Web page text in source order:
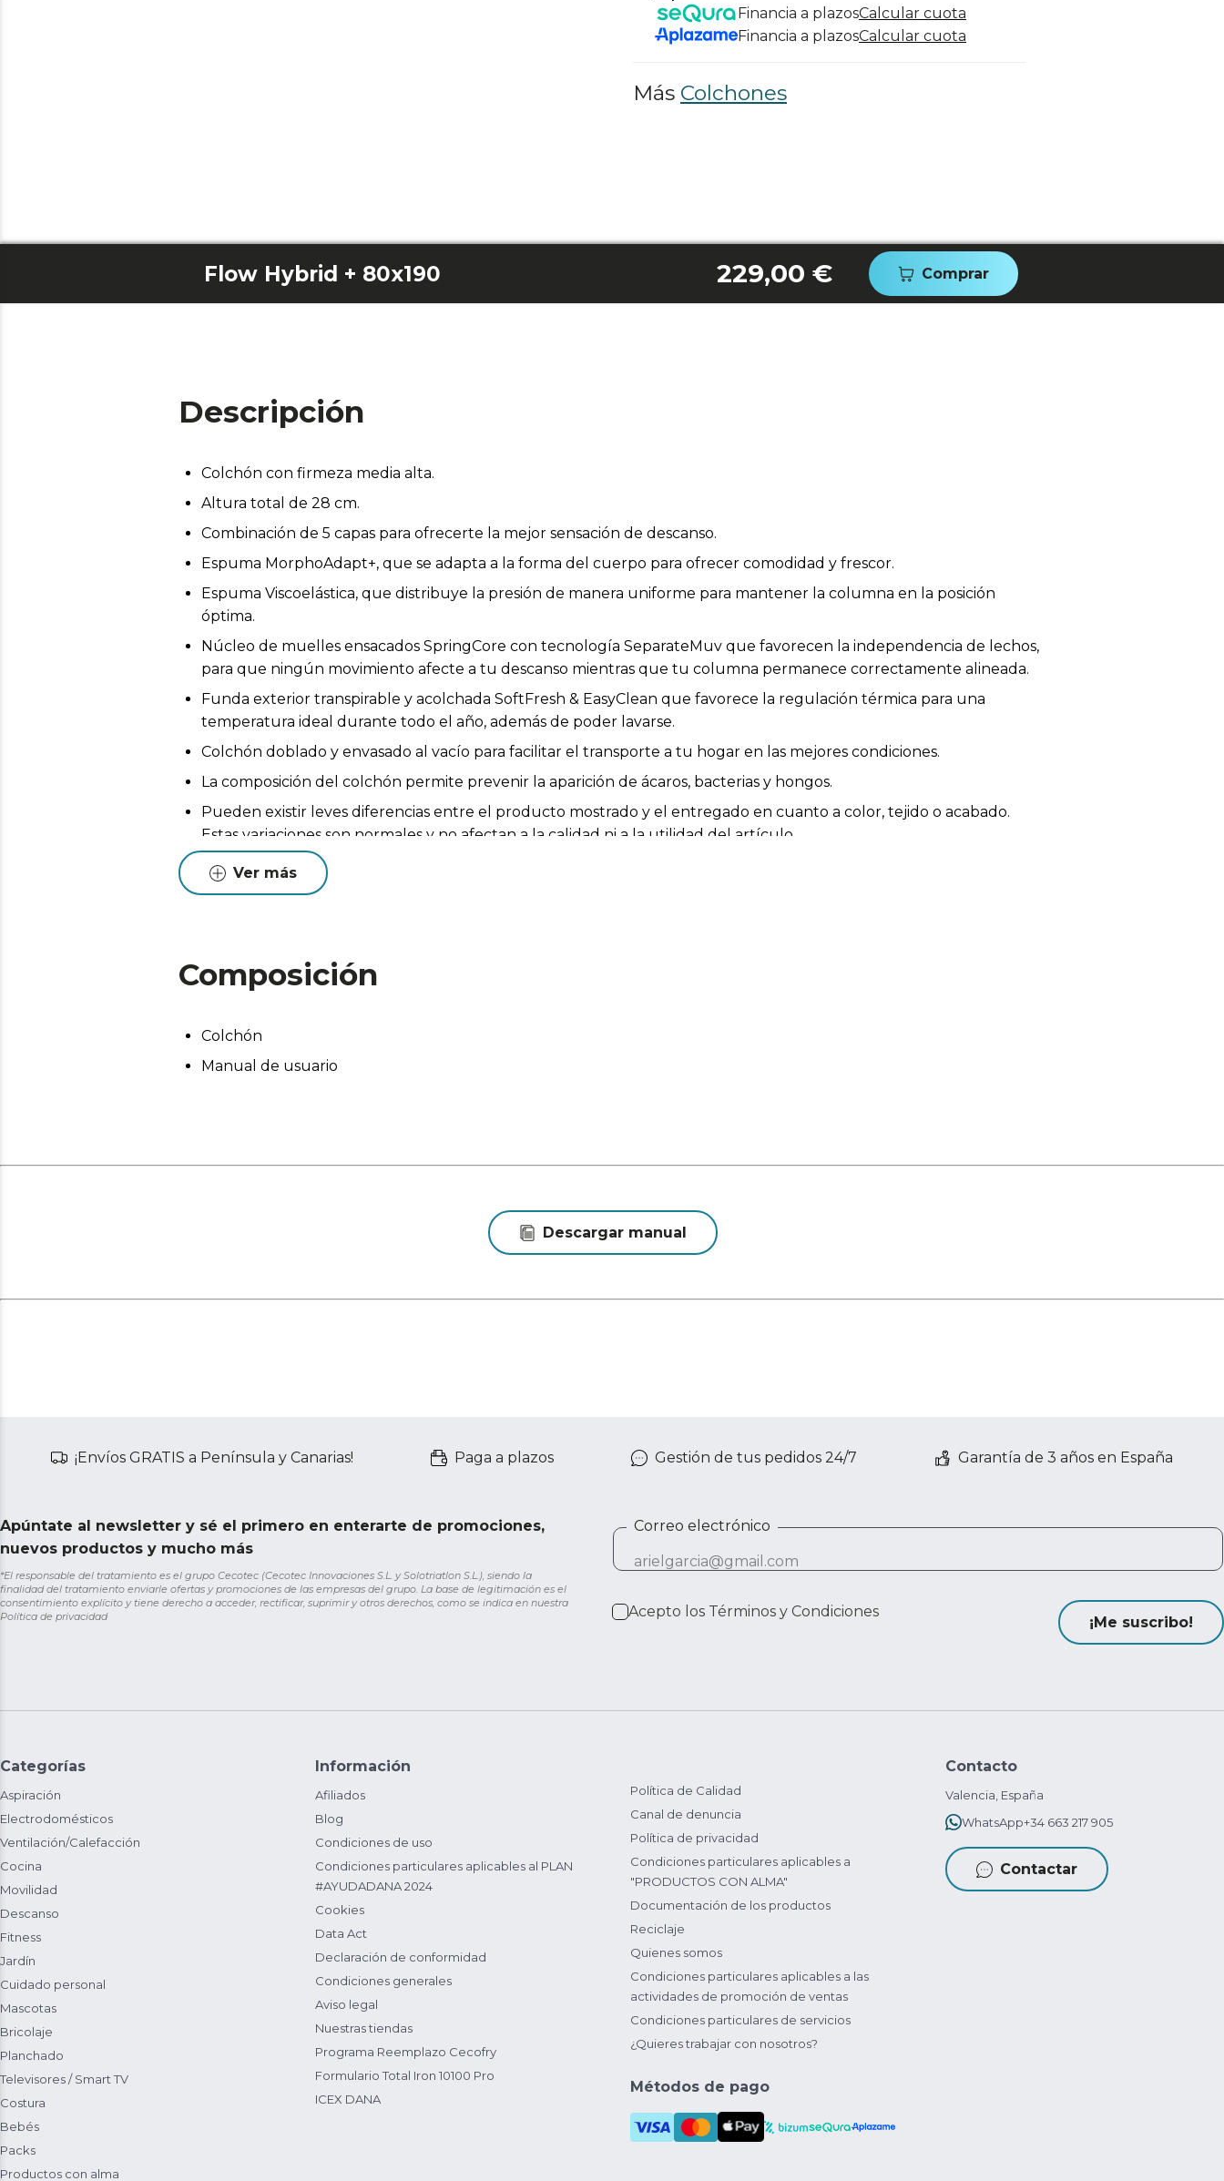
Financia a plazosCalcular cuota
Financia a plazosCalcular cuota
Más Colchones
Flow Hybrid + 80x190 229,00 € Comprar
Descripción
Colchón con firmeza media alta.
Altura total de 28 cm.
Combinación de 5 capas para ofrecerte la mejor sensación de descanso.
Espuma MorphoAdapt+, que se adapta a la forma del cuerpo para ofrecer comodidad y frescor.
Espuma Viscoelástica, que distribuye la presión de manera uniforme para mantener la columna en la posición
óptima.
Núcleo de muelles ensacados SpringCore con tecnología SeparateMuv que favorecen la independencia de lechos,
para que ningún movimiento afecte a tu descanso mientras que tu columna permanece correctamente alineada.
Funda exterior transpirable y acolchada SoftFresh & EasyClean que favorece la regulación térmica para una
temperatura ideal durante todo el año, además de poder lavarse.
Colchón doblado y envasado al vacío para facilitar el transporte a tu hogar en las mejores condiciones.
La composición del colchón permite prevenir la aparición de ácaros, bacterias y hongos.
Pueden existir leves diferencias entre el producto mostrado y el entregado en cuanto a color, tejido o acabado.
Estas variaciones son normales y no afectan a la calidad ni a la utilidad del artículo.
Ver más
Composición
Colchón
Manual de usuario
Descargar manual
¡Envíos GRATIS a Península y Canarias! Paga a plazos Gestión de tus pedidos 24/7 Garantía de 3 años en España
Apúntate al newsletter y sé el primero en enterarte de promociones,
nuevos productos y mucho más
*El responsable del tratamiento es el grupo Cecotec (Cecotec Innovaciones S.L. y Solotriatlon S.L.), siendo la
finalidad del tratamiento enviarle ofertas y promociones de las empresas del grupo. La base de legitimación es el
consentimiento explícito y tiene derecho a acceder, rectificar, suprimir y otros derechos, como se indica en nuestra
Política de privacidad
Correo electrónico
Acepto los Términos y Condiciones
¡Me suscribo!
Categorías
Aspiración
Electrodomésticos
Ventilación/Calefacción
Cocina
Movilidad
Descanso
Fitness
Jardín
Cuidado personal
Mascotas
Bricolaje
Planchado
Televisores / Smart TV
Costura
Bebés
Packs
Productos con alma
Información
Afiliados
Blog
Condiciones de uso
Condiciones particulares aplicables al PLAN
#AYUDADANA 2024
Cookies
Data Act
Declaración de conformidad
Condiciones generales
Aviso legal
Nuestras tiendas
Programa Reemplazo Cecofry
Formulario Total Iron 10100 Pro
ICEX DANA
Política de Calidad
Canal de denuncia
Política de privacidad
Condiciones particulares aplicables a
"PRODUCTOS CON ALMA"
Documentación de los productos
Reciclaje
Quienes somos
Condiciones particulares aplicables a las
actividades de promoción de ventas
Condiciones particulares de servicios
¿Quieres trabajar con nosotros?
Métodos de pago
Contacto
Valencia, España
WhatsApp+34 663 217 905
Contactar